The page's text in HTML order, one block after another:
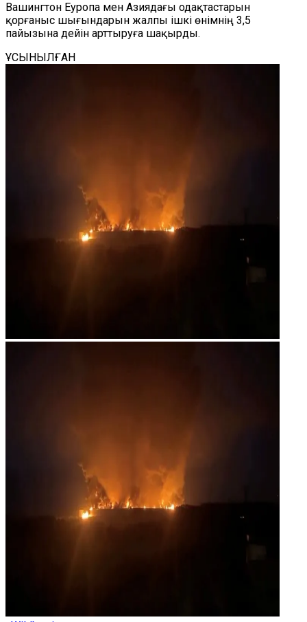
Вашингтон Еуропа мен Азиядағы одақтастарын
қорғаныс шығындарын жалпы ішкі өнімнің 3,5
пайызына дейін арттыруға шақырды.
ҰСЫНЫЛҒАН